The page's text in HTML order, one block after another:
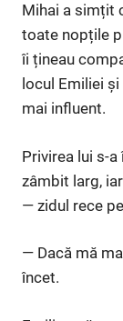
Mihai a simțit
toate nopțile
îi țineau
locul Emiliei
mai influent.
Privirea lui s-
zâmbit larg,
— zidul rece
— Dacă mă
încet.